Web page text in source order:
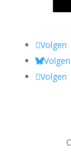
Volgen
Volgen
Volgen